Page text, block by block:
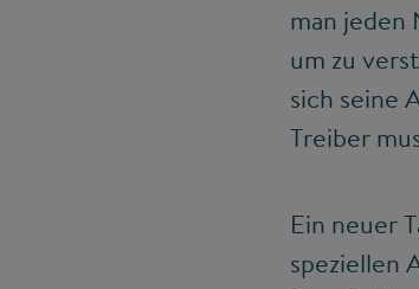
man jeden
um zu
sich seine
Treiber
Ein neuer
speziellen